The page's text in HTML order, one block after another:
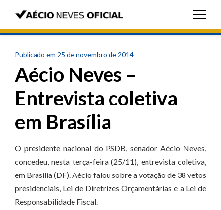
Publicado em 25 de novembro de 2014
Aécio Neves –
Entrevista coletiva
em Brasília
O presidente nacional do PSDB, senador Aécio Neves,
concedeu, nesta terça-feira (25/11), entrevista coletiva,
em Brasília (DF). Aécio falou sobre a votação de 38 vetos
presidenciais, Lei de Diretrizes Orçamentárias e a Lei de
Responsabilidade Fiscal.